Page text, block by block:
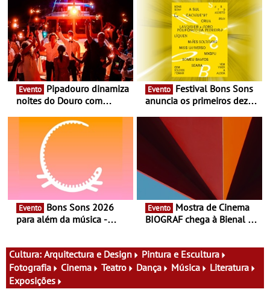
Evento
noites do Douro com
vinho, gastronomia e
música
Evento
anuncia os primeiros dez
Evento
para além da música -
atividades para toda a
família e muito mais
Evento
BIOGRAF chega à Bienal de
fílmico e práticas artísticas
Cultura: Arquitectura e Design
Pintura e Escultura
Fotografia
Cinema Teatro Dança Música
Literatura
Exposições